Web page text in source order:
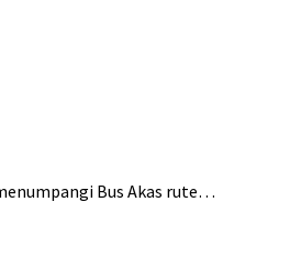
Bus Akas rute…